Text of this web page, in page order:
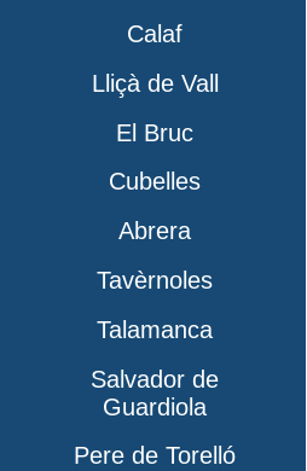
Calaf
Lliçà de Vall
El Bruc
Cubelles
Abrera
Tavèrnoles
Talamanca
Salvador de
Guardiola
Pere de Torelló